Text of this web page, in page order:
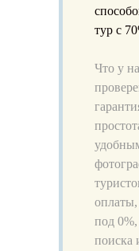
тур с
Что у
оплаты,
под
поиска